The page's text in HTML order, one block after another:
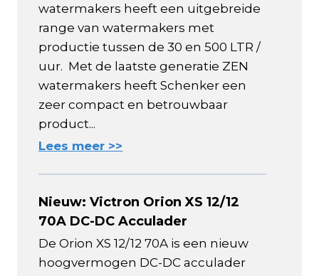
watermakers heeft een uitgebreide
range van watermakers met
productie tussen de 30 en 500 LTR /
uur. Met de laatste generatie ZEN
watermakers heeft Schenker een
zeer compact en betrouwbaar
product...
Lees meer >>
Nieuw: Victron Orion XS 12/12
70A DC-DC Acculader
De Orion XS 12/12 70A is een nieuw
hoogvermogen DC-DC acculader